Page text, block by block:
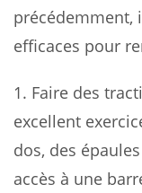
précédemment,
efficaces pour
1. Faire des
excellent
dos, des
accès à une